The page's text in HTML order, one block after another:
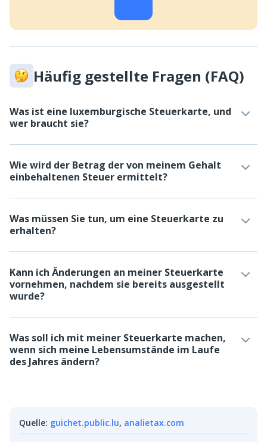
Häufig gestellte Fragen (FAQ)
Was ist eine luxemburgische Steuerkarte, und
wer braucht sie?
Wie wird der Betrag der von meinem Gehalt
einbehaltenen Steuer ermittelt?
Was müssen Sie tun, um eine Steuerkarte zu
erhalten?
Kann ich Änderungen an meiner Steuerkarte
vornehmen, nachdem sie bereits ausgestellt
wurde?
Was soll ich mit meiner Steuerkarte machen,
wenn sich meine Lebensumstände im Laufe
des Jahres ändern?
Quelle: guichet.public.lu, analietax.com